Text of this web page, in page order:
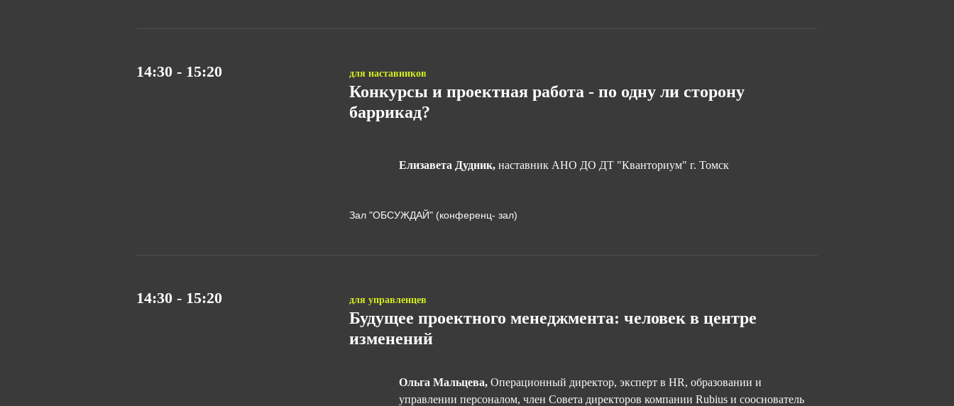
14:30 - 15:20 для наставников
Конкурсы и проектная работа - по одну ли сторону
баррикад?
Елизавета Дудник, наставник АНО ДО ДТ "Кванториум" г. Томск
Зал "ОБСУЖДАЙ" (конференц- зал)
14:30 - 15:20 для управленцев
Будущее проектного менеджмента: человек в центре
изменений
Ольга Мальцева, Операционный директор, эксперт в HR, образовании и
управлении персоналом, член Совета директоров компании Rubius и сооснователь